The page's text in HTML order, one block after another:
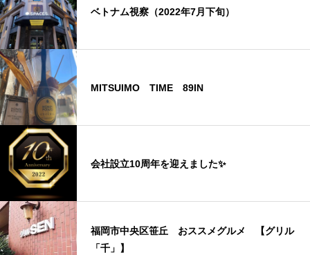
ベトナム視察（2022年7月下旬）
MITSUIMO TIME 89IN
会社設立10周年を迎えました✨
福岡市中央区笹丘 おススメグルメ 【グリル
「千」】